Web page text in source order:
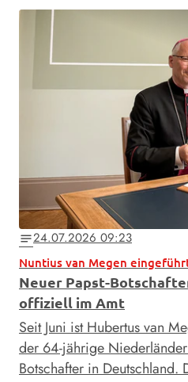
notes24.07.2026 09:23
Nuntius van Megen
Neuer Papst-
offiziell im Amt
Seit Juni ist Hubertus van
der 64-jährige
Botschafter in